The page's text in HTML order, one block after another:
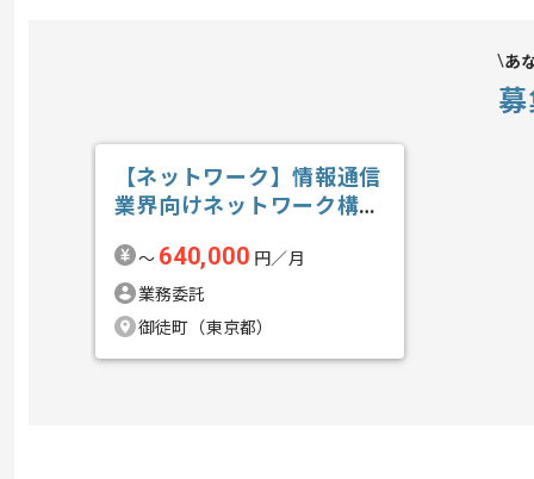
あ
【ネットワーク】情報通信
業界向けネットワーク構築
〜 640,000 円／月
業務委託
御徒町（東京都）